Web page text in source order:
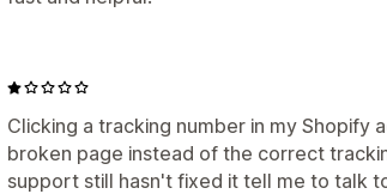
Clicking a tracking number in my Shopify
broken page instead of the correct
support still hasn't fixed it tell me to talk